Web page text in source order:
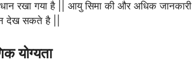
रखा गया है || आयु सिमा की और अधिक जानकारी
देख सकते है ||
योग्यता